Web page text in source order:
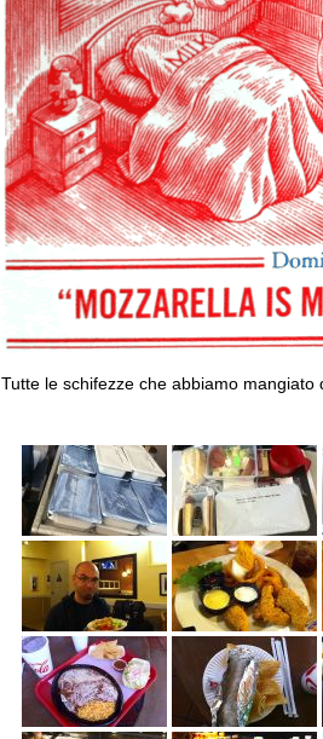
Tutte le schifezze che abbiamo mangiato